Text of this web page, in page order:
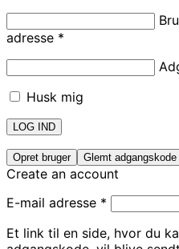
adresse *
Husk mig
LOG IND
Opret bruger Glemt adgangskode
Create an account
E-mail adresse *
Et link til en side, hvor du